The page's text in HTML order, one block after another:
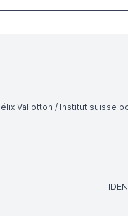
Vallotton / Institut suisse